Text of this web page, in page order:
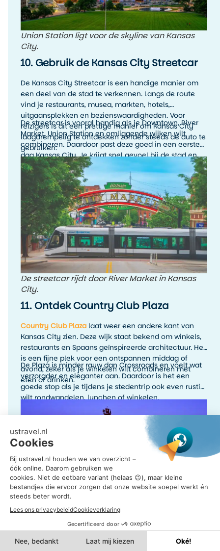
Union Station ligt voor de skyline van Kansas
City.
10. Gebruik de Kansas City Streetcar
De Kansas City Streetcar is een handige manier om
een deel van de stad te verkennen. Langs de route
vind je restaurants, musea, markten, hotels,
uitgaansplekken en bezienswaardigheden. Voor
reizigers is dit een prettige manier om Kansas City
laagdrempelig te ontdekken zonder steeds de auto te
gebruiken.
De streetcar is vooral handig als je Downtown, River
Market, Union Station en omliggende wijken wilt
combineren. Daardoor past deze goed in een eerste
dag Kansas City. Je krijgt snel gevoel bij de stad en
kunt onderweg makkelijk uitstappen waar je wilt
rondkijken.
De streetcar rijdt door River Market in Kansas
City.
11. Ontdek Country Club Plaza
Country Club Plaza laat weer een andere kant van
Kansas City zien. Deze wijk staat bekend om winkels,
restaurants en Spaans geïnspireerde architectuur. Het
is een fijne plek voor een ontspannen middag of
avond, zeker als je winkelen wilt combineren met
eten of drinken.
De Plaza is minder rauw dan Crossroads en voelt wat
verzorgder en eleganter aan. Daardoor is het een
goede stop als je tijdens je stedentrip ook even rustig
wilt rondwandelen, lunchen of winkelen.
Country Club Plaza in Kansas City is verlicht
tegen de avondlucht.